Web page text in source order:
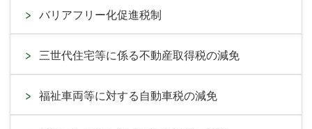
バリアフリー化促進税制
三世代住宅等に係る不動産取得税の減免
福祉車両等に対する自動車税の減免